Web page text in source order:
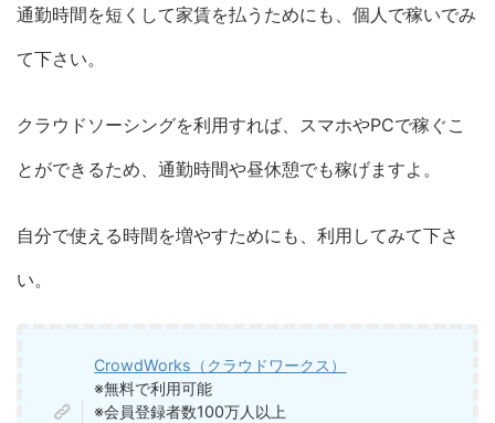
通勤時間を短くして家賃を払うためにも、個人で稼いでみ
て下さい。
クラウドソーシングを利用すれば、スマホやPCで稼ぐこ
とができるため、通勤時間や昼休憩でも稼げますよ。
自分で使える時間を増やすためにも、利用してみて下さ
い。
CrowdWorks（クラウドワークス）
※無料で利用可能
※会員登録者数100万人以上